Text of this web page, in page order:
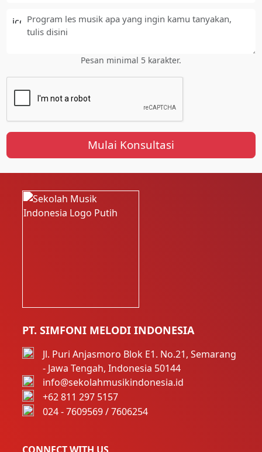
Pesan minimal 5 karakter.
Mulai Konsultasi
PT. SIMFONI MELODI INDONESIA
Jl. Puri Anjasmoro Blok E1. No.21, Semarang
- Jawa Tengah, Indonesia 50144
info@sekolahmusikindonesia.id
+62 811 297 5157
024 - 7609569 / 7606254